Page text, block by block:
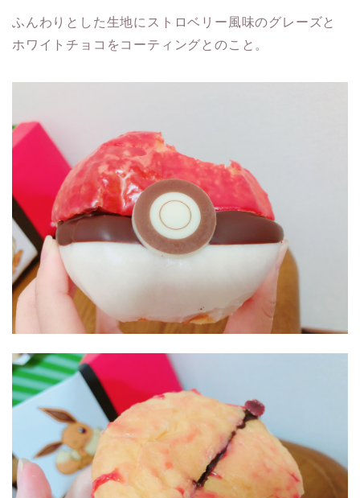
ふんわりとした生地にストロベリー風味のグレーズと
ホワイトチョコをコーティングとのこと。